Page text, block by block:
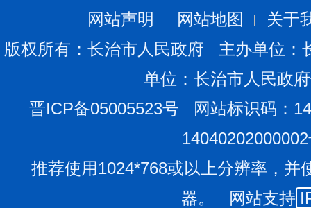
已清晰显现，公开透明的监督方式转化为了规范执法的
通过“赋码监督”，将促进办案人员在调查取证、程序履
自觉提升标准、注重细节，从而全面规范执法行为，有
公信力。下一步，我市将继续深化与完善监督机制，着
明、可预期的法治化营商环境。
网站声明 网站地图
关于
版权所有：长治市人民政府 主办单位
单位：长治市人民政
晋ICP备05005523号
网站标识码：
推荐使用1024*768或以上分辨率，并
器。 网站支持